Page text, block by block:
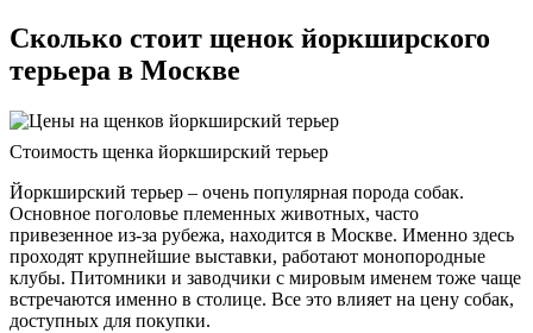
Сколько стоит щенок йоркширского
терьера в Москве
Стоимость щенка йоркширский терьер
Йоркширский терьер – очень популярная порода собак.
Основное поголовье племенных животных, часто
привезенное из-за рубежа, находится в Москве. Именно здесь
проходят крупнейшие выставки, работают монопородные
клубы. Питомники и заводчики с мировым именем тоже чаще
встречаются именно в столице. Все это влияет на цену собак,
доступных для покупки.